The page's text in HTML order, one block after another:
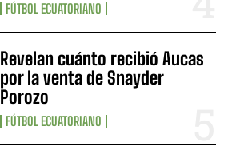
FÚTBOL ECUATORIANO
Revelan cuánto recibió Aucas
por la venta de Snayder
Porozo
FÚTBOL ECUATORIANO